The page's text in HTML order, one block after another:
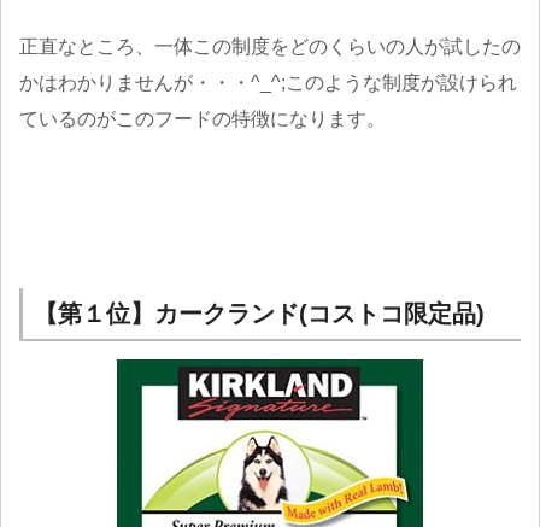
正直なところ、一体この制度をどのくらいの人が試したの
かはわかりませんが・・・^_^;このような制度が設けられ
ているのがこのフードの特徴になります。
【第１位】カークランド(コストコ限定品)